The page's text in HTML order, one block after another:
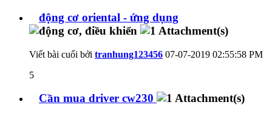
động cơ oriental - ứng dụng
Viết bài cuối bởi tranhung123456 07-07-2019 02:55:58 PM
5
Cần mua driver cw230